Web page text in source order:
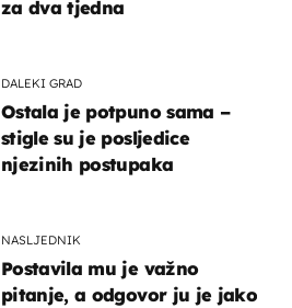
za dva tjedna
DALEKI GRAD
Ostala je potpuno sama –
stigle su je posljedice
njezinih postupaka
NASLJEDNIK
Postavila mu je važno
pitanje, a odgovor ju je jako